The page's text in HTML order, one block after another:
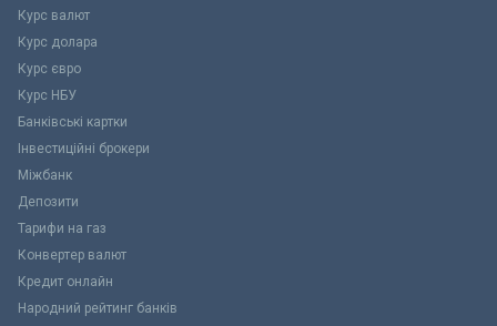
Курс валют
Курс долара
Курс євро
Курс НБУ
Банківські картки
Інвестиційні брокери
Міжбанк
Депозити
Тарифи на газ
Конвертер валют
Кредит онлайн
Народний рейтинг банків